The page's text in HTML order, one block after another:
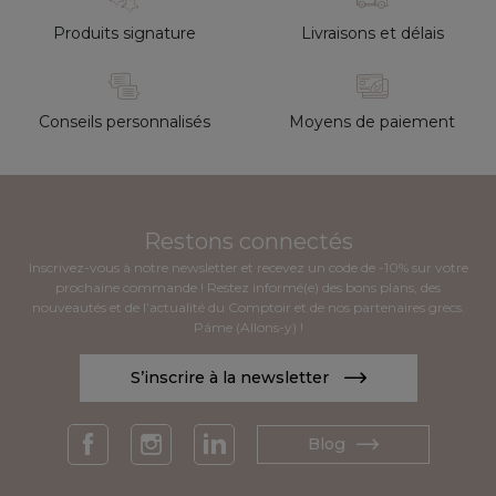
Produits signature Livraisons et délais
Conseils personnalisés Moyens de paiement
Restons connectés
Inscrivez-vous à notre newsletter et recevez un code de -10% sur votre
prochaine commande ! Restez informé(e) des bons plans, des
nouveautés et de l’actualité du Comptoir et de nos partenaires grecs.
Páme (Allons-y) !
S’inscrire à la newsletter
Blog